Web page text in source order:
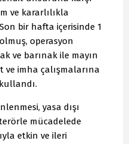
ve kararlılıkla
bir hafta içerisinde 1
operasyon
ve barınak ile mayın
ve imha çalışmalarına
yasa dışı
mücadelede
etkin ve ileri